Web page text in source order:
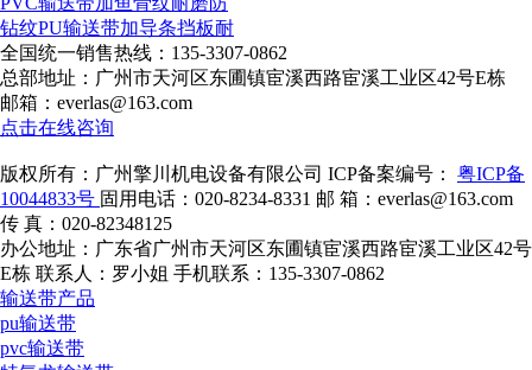
钻纹PU输送带加导条挡板耐
全国统一销售热线： 135-3307-0862
总部地址：广州市天河区东圃镇宦溪西路宦溪工业区42号E栋
邮箱：everlas@163.com
点击在线咨询
版权所有：广州擎川机电设备有限公司 ICP备案编号： 粤ICP备
10044833号 固用电话：020-8234-8331 邮 箱：everlas@163.com
传 真：020-82348125
办公地址：广东省广州市天河区东圃镇宦溪西路宦溪工业区42号
E栋 联系人：罗小姐 手机联系：135-3307-0862
输送带产品
pu输送带
pvc输送带